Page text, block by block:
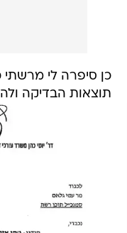
כן סיפרה לי
תוצאות הבדיקה